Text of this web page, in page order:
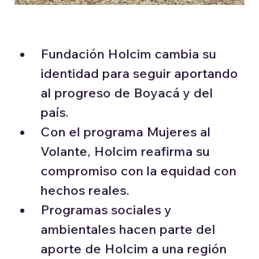
Fundación Holcim cambia su
identidad para seguir aportando
al progreso de Boyacá y del
país.
Con el programa Mujeres al
Volante, Holcim reafirma su
compromiso con la equidad con
hechos reales.
Programas sociales y
ambientales hacen parte del
aporte de Holcim a una región